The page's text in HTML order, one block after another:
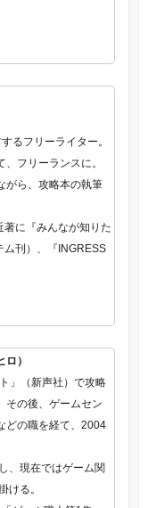
るフリーライター。
フリーランスに。
がら、攻略本の執筆
に『みんなが知りた
ム刊）、『INGRESS
）
」（新声社）で攻略
その後、ゲームセン
どの職を経て、2004
、現在ではゲーム関
ける。